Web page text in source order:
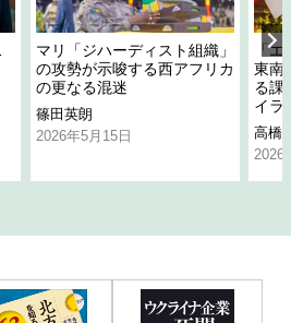
マリ「ジハーディスト組織」
の攻勢が示唆する西アフリカ
の更なる混迷
篠田英朗
2026年5月15日
「
東南
る課
イラ
高橋
2026